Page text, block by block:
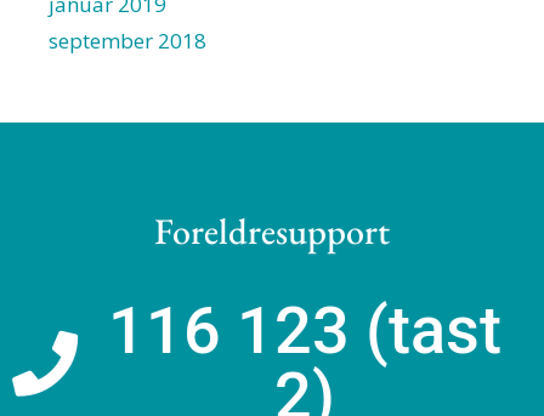
september 2018
Foreldresupport
116 123 (tast
2)